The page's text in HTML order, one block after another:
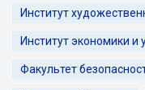
Институт
Институт экономики и
Факультет